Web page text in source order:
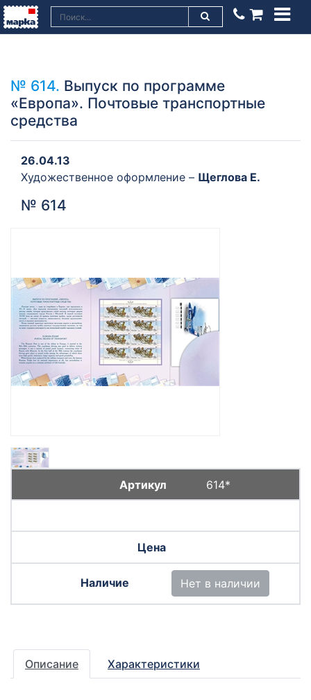
№ 614. Выпуск по программе
«Европа». Почтовые транспортные
средства
26.04.13
Художественное оформление – Щеглова Е.
№ 614
614*
Нет в наличии
Описание Характеристики